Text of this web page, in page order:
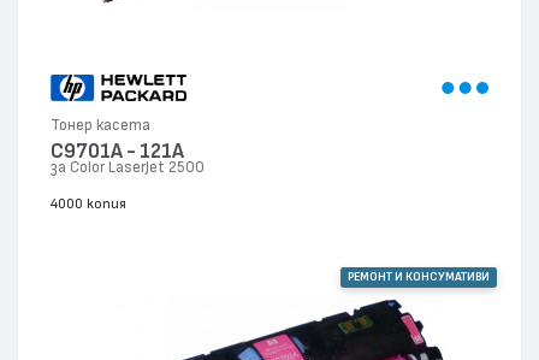
Тонер касета
C9701A - 121A
за Color LaserJet 2500
4000 копия
РЕМОНТ И КОНСУМАТИВИ